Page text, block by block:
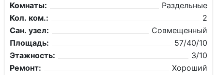
Комнаты:
Раздельные
Кол. ком.:
2
Сан. узел:
Совмещенный
Площадь:
57/40/10
Этажность:
3/10
Ремонт:
Хороший